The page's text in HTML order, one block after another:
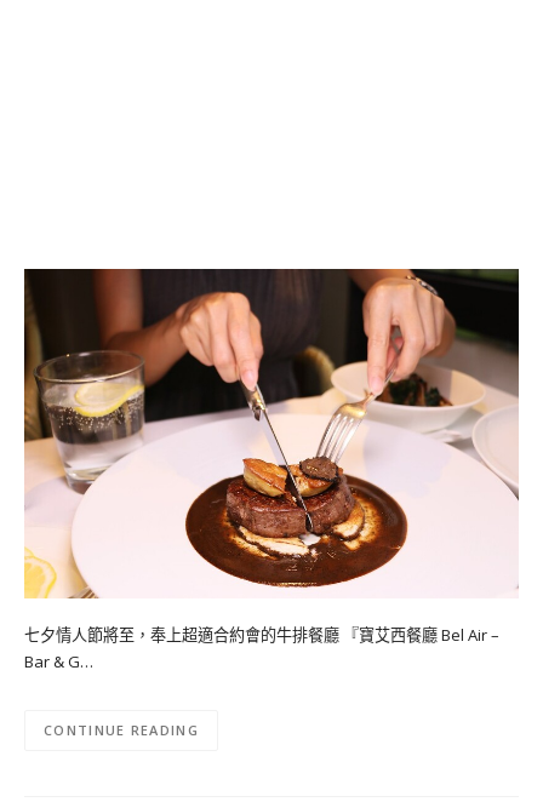
七夕情人節將至，奉上超適合約會的牛排餐廳 『寶艾西餐廳 Bel Air –
Bar & G…
CONTINUE READING